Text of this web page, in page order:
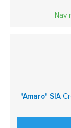
Nav
"Amaro" SIA